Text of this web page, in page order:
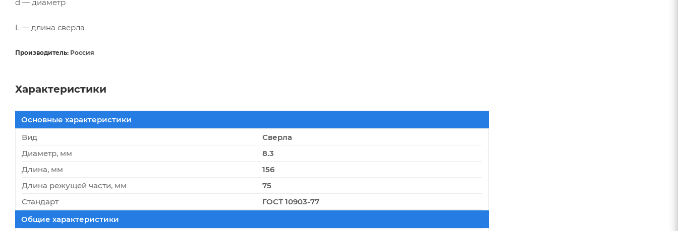
d — диаметр
L — длина сверла
Производитель: Россия
Характеристики
Основные характеристики
Вид
Сверла
Диаметр, мм
8.3
Длина, мм
156
Длина режущей части, мм
75
Стандарт
ГОСТ 10903-77
Общие характеристики